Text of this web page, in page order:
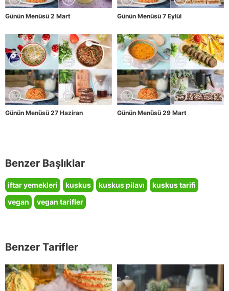
Günün Menüsü 2 Mart Günün Menüsü 7 Eylül
Günün Menüsü 27 Haziran Günün Menüsü 29 Mart
Benzer Başlıklar
iftar yemekleri kuskus kuskus pilavı
kuskus tarifi
vegan
vegan tarifler
Benzer Tarifler